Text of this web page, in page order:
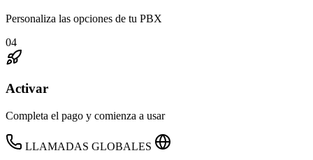
Personaliza las opciones de tu PBX
04
Activar
Completa el pago y comienza a usar
LLAMADAS GLOBALES